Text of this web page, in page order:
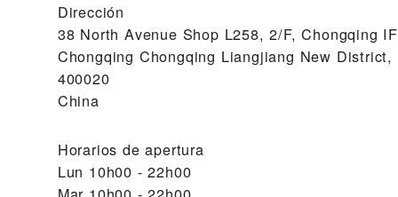
Dirección
38 North Avenue Shop L258, 2/F, Chongqing
Chongqing Chongqing Liangjiang New District,
400020
China
Horarios de apertura
Lun 10h00 - 22h00